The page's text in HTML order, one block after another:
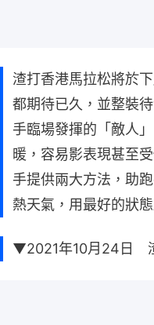
渣打香港馬拉松將於
都期待已久，並整裝
手臨場發揮的「敵人
暖，容易影表現甚至
手提供兩大方法，助
熱天氣，用最好的狀
▼2021年10月24日